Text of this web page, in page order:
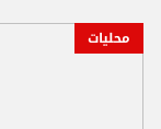
محليات